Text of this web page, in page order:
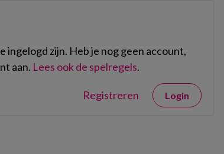
ingelogd zijn. Heb je nog geen account,
aan. Lees ook de spelregels.
Registreren Login